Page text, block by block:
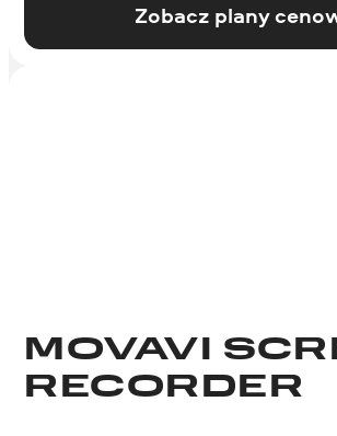
Zobacz plany
MOVAVI
RECORDER